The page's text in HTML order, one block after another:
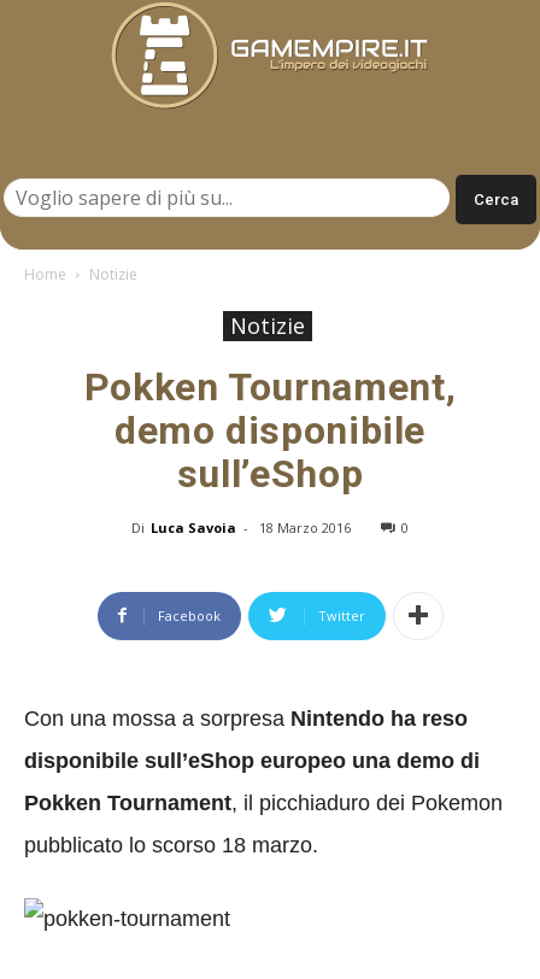
Home Notizie
Notizie
Pokken Tournament,
demo disponibile
sull’eShop
Di Luca Savoia - 18 Marzo 2016 0
Facebook Twitter
Con una mossa a sorpresa Nintendo ha reso
disponibile sull’eShop europeo una demo di
Pokken Tournament, il picchiaduro dei Pokemon
pubblicato lo scorso 18 marzo.